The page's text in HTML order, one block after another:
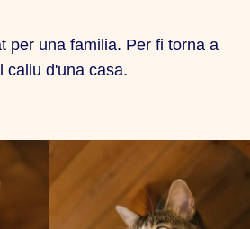
per una familia. Per fi torna a
caliu d'una casa.